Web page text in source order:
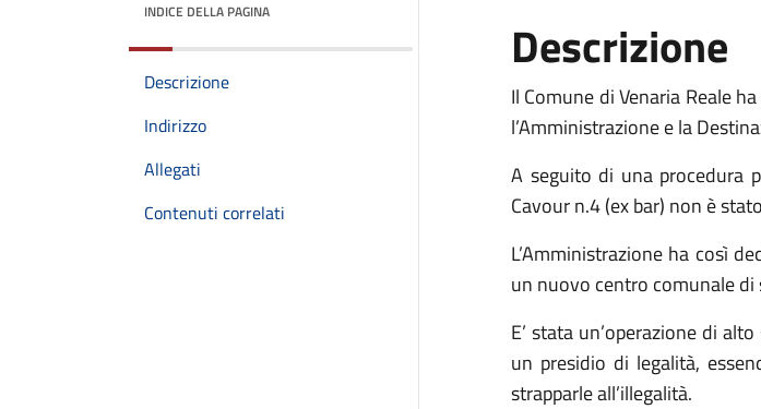
INDICE DELLA PAGINA
Descrizione
Indirizzo
Allegati
Contenuti correlati
Descrizione
Il Comune di Venaria Reale
l’Amministrazione e la
A seguito di una procedura
Cavour n.4 (ex bar) non è
L’Amministrazione ha così
un nuovo centro comunale di
E’ stata un’operazione di
un presidio di legalità,
strapparle all’illegalità.